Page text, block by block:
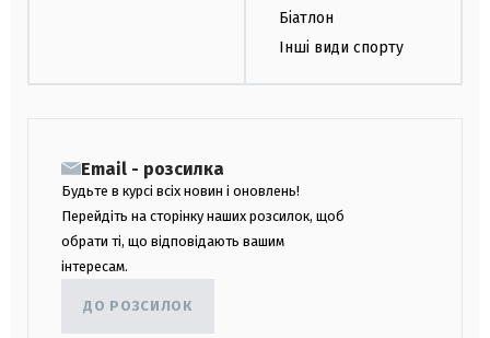
Біатлон
Інші види спорту
Email - розсилка
Будьте в курсі всіх новин і оновлень!
Перейдіть на сторінку наших розсилок, щоб
обрати ті, що відповідають вашим
інтересам.
ДО РОЗСИЛОК